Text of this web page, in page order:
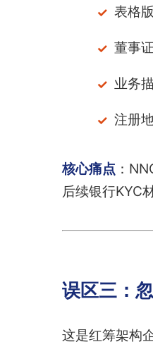
表格
董事
业务
注册
核心痛点 ：
后续银行KYC
误区三：
这是红筹架构